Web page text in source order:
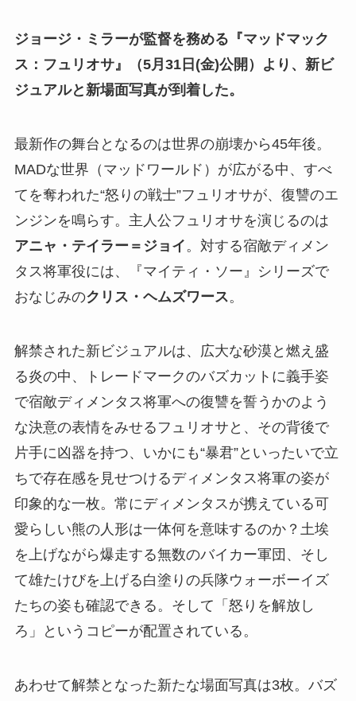
ジョージ・ミラーが監督を務める『マッドマック
ス：フュリオサ』（5月31日(金)公開）より、新ビ
ジュアルと新場面写真が到着した。
最新作の舞台となるのは世界の崩壊から45年後。
MADな世界（マッドワールド）が広がる中、すべ
てを奪われた“怒りの戦士”フュリオサが、復讐のエ
ンジンを鳴らす。主人公フュリオサを演じるのは
アニャ・テイラー＝ジョイ。対する宿敵ディメン
タス将軍役には、『マイティ・ソー』シリーズで
おなじみのクリス・ヘムズワース。
解禁された新ビジュアルは、広大な砂漠と燃え盛
る炎の中、トレードマークのバズカットに義手姿
で宿敵ディメンタス将軍への復讐を誓うかのよう
な決意の表情をみせるフュリオサと、その背後で
片手に凶器を持つ、いかにも“暴君”といったいで立
ちで存在感を見せつけるディメンタス将軍の姿が
印象的な一枚。常にディメンタスが携えている可
愛らしい熊の人形は一体何を意味するのか？土埃
を上げながら爆走する無数のバイカー軍団、そし
て雄たけびを上げる白塗りの兵隊ウォーボーイズ
たちの姿も確認できる。そして「怒りを解放し
ろ」というコピーが配置されている。
あわせて解禁となった新たな場面写真は3枚。バズ